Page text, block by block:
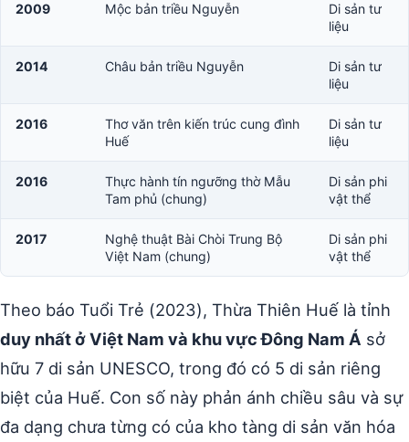
2009 Mộc bản triều Nguyễn
Di sản tư
liệu
2014 Châu bản triều Nguyễn
Di sản tư
liệu
2016
Thơ văn trên kiến trúc cung đình
Huế
Di sản tư
liệu
2016
Thực hành tín ngưỡng thờ Mẫu
Tam phủ (chung)
Di sản phi
vật thể
2017
Nghệ thuật Bài Chòi Trung Bộ
Việt Nam (chung)
Di sản phi
vật thể
Theo báo Tuổi Trẻ (2023), Thừa Thiên Huế là tỉnh
duy nhất ở Việt Nam và khu vực Đông Nam Á sở
hữu 7 di sản UNESCO, trong đó có 5 di sản riêng
biệt của Huế. Con số này phản ánh chiều sâu và sự
đa dạng chưa từng có của kho tàng di sản văn hóa